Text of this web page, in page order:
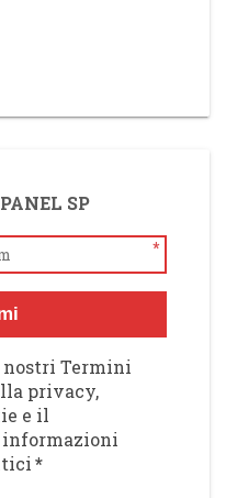
SP
*
Termini
privacy,
e il
*